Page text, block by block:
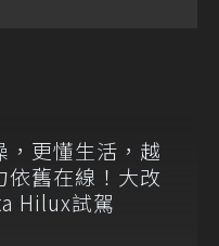
，更懂生活，越
依舊在線！大改
Hilux試駕